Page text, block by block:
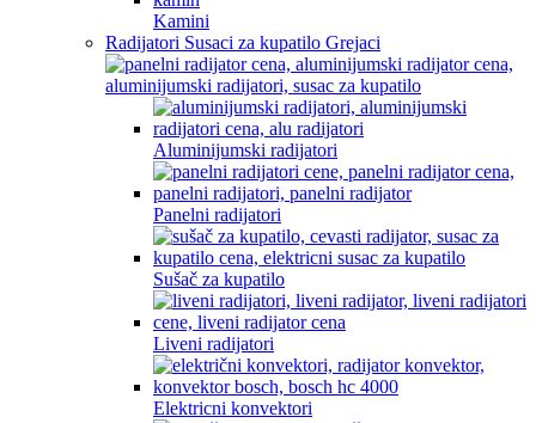
Kamini
Radijatori Susaci za kupatilo Grejaci
Aluminijumski radijatori
Panelni radijatori
Sušač za kupatilo
Liveni radijatori
Elektricni konvektori